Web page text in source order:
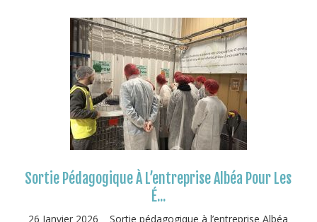
Sortie Pédagogique À L’entreprise Albéa Pour Les
É...
26 Janvier 2026 Sortie pédagogique à l’entreprise Albéa